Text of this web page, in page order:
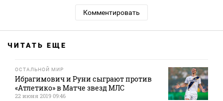
Комментировать
ЧИТАТЬ ЕЩЕ
ОСТАЛЬНОЙ МИР
Ибрагимович и Руни сыграют против
«Атлетико» в Матче звезд МЛС
22 июня 2019 09:46